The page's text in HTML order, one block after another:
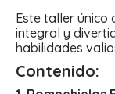
Este taller único
integral y
habilidades
Contenido: